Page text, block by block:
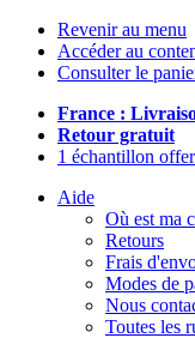
Revenir au menu
Accéder au
Consulter le
France :
Retour gratuit
1 échantillon
Aide
Où est ma
Retours
Frais
Modes de
Nous
Toutes les